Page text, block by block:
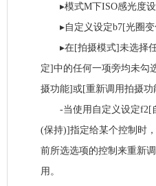
▸模式M下ISO感光度设
▸自定义设定b7[光圈变
▸在[拍摄模式]未选择任
定]中的任何一项旁均未勾
摄功能]或[重新调用拍摄功
-当使用自定义设定f2[自
(保持)]指定给某个控制时
前所选选项的控制来重新
用。